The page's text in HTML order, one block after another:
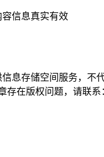
信息真实有效
息存储空间服务，
在版权问题，请联系